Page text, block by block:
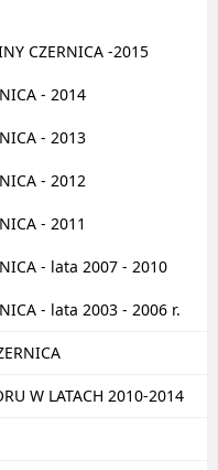
CZERNICA -2015
- 2014
- 2013
- 2012
- 2011
- lata 2007 - 2010
- lata 2003 - 2006 r.
W LATACH 2010-2014